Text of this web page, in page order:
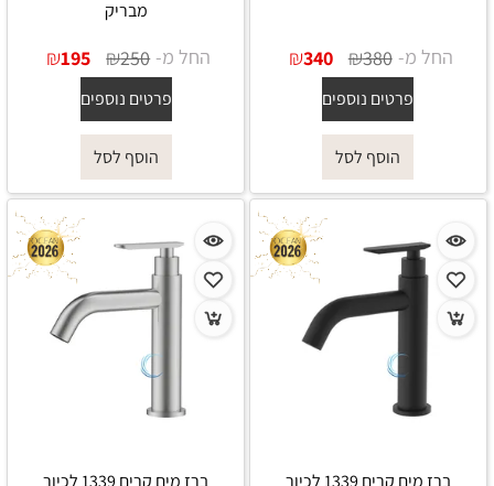
החל מ- ₪380
₪340
פרטים נוספים
הוסף לסל
מבריק
החל מ- ₪250
₪195
פרטים נוספים
הוסף לסל
ברז מים קרים 1339 לכיור
ברז מים קרים 1339 לכיור